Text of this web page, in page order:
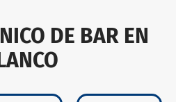
DE BAR EN